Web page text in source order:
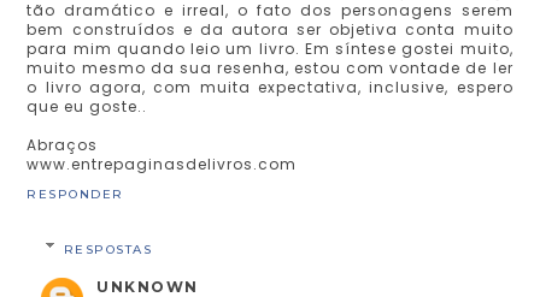
tão dramático e irreal, o fato dos personagens serem
bem construídos e da autora ser objetiva conta muito
para mim quando leio um livro. Em síntese gostei muito,
muito mesmo da sua resenha, estou com vontade de ler
o livro agora, com muita expectativa, inclusive, espero
que eu goste..
Abraços
www.entrepaginasdelivros.com
RESPONDER
RESPOSTAS
UNKNOWN